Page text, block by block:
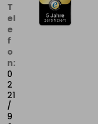
T
el
e
f
o
n:
0
2
21
/
9